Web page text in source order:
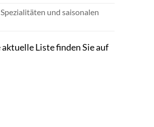
und saisonalen
Liste finden Sie auf